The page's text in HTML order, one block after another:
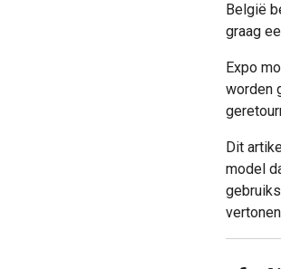
België
graag
Expo
worden
Dit
model